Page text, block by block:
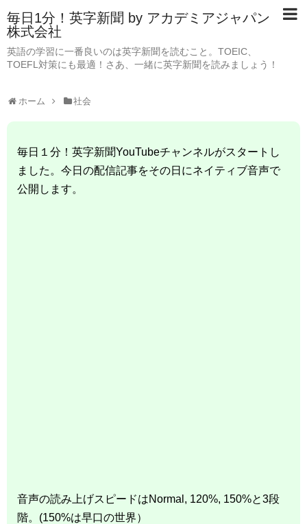
毎日1分！英字新聞 by アカデミアジャパン
株式会社
英語の学習に一番良いのは英字新聞を読むこと。TOEIC、
TOEFL対策にも最適！さあ、一緒に英字新聞を読みましょう！
ホーム 社会
毎日１分！英字新聞YouTubeチャンネルがスタートし
ました。今日の配信記事をその日にネイティブ音声で
公開します。
音声の読み上げスピードはNormal, 120%, 150%と3段
階。(150%は早口の世界）